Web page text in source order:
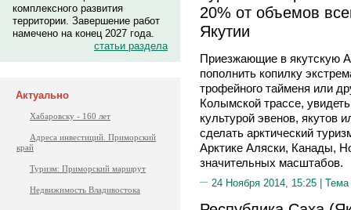
комплексного развития
территории. Завершение работ
намечено на конец 2027 года.
статьи раздела
Актуально
Хабаровску - 160 лет
Адреса инвестиций. Приморский
край
Туризм: Приморский маршрут
Недвижимость Владивостока
20% от объемов
Якутии
Приезжающие в якутскую
пополнить копилку
трофейного тайменя или
Колымской трассе,
культурой эвенов, якутов
сделать арктический
Арктике Аляски, Канады,
значительных масштабов.
24 Ноября 2014, 15:25 | Тема